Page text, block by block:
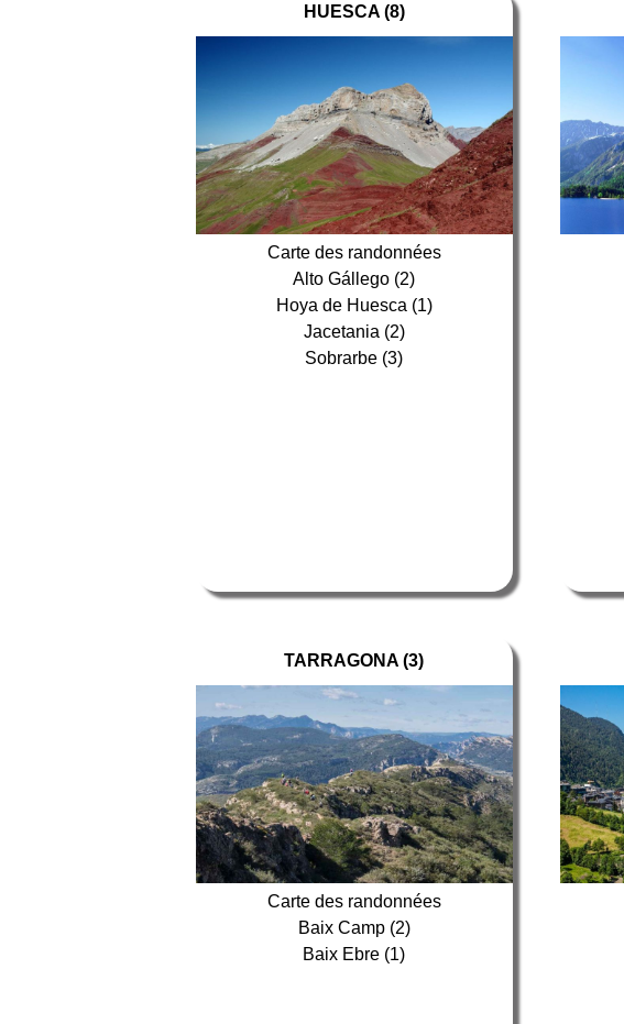
HUESCA (8)
Carte des randonnées
Alto Gállego (2)
Hoya de Huesca (1)
Jacetania (2)
Sobrarbe (3)
TARRAGONA (3)
Carte des randonnées
Baix Camp (2)
Baix Ebre (1)